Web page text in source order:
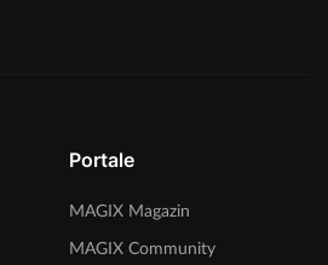
Portale
MAGIX Magazin
MAGIX Community